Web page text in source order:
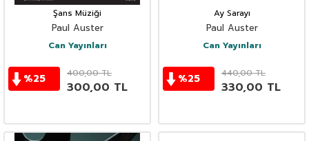
Şans Müziği
Paul Auster
Can Yayınları
%25 400,00TL
300,00 TL
Ay Sarayı
Paul Auster
Can Yayınları
%25 440,00TL
330,00 TL